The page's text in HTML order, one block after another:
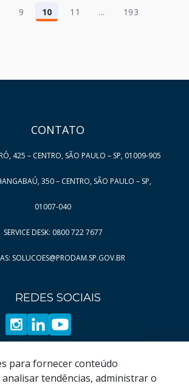
Entradas por Página
intermediárias Usar ABA para
Página
9 Página
10 Página
11 ...Páginas
Página
12
Página
18
Página
21
Página
22
Página
Página
27
Página
28
Página
29
Página
30
Página
31
Página
193
CONTATO
425 – CENTRO, SÃO PAULO – SP, 01009-905
350 – CENTRO, SÃO PAULO – SP,
01007-040
SERVICE DESK: 0800 722 7677
SOLUCOES@PRODAM.SP.GOV.BR
REDES SOCIAIS
para fornecer conteúdo
tendências, administrar o